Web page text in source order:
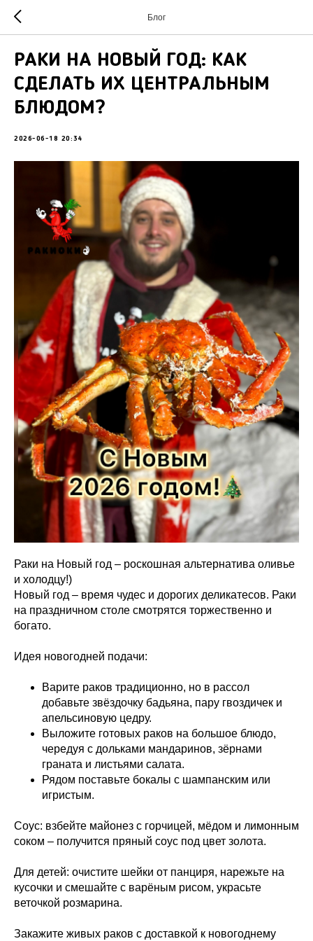
Блог
РАКИ НА НОВЫЙ ГОД: КАК
СДЕЛАТЬ ИХ ЦЕНТРАЛЬНЫМ
БЛЮДОМ?
2026-06-18 20:34
Раки на Новый год – роскошная альтернатива оливье
и холодцу!)
Новый год – время чудес и дорогих деликатесов. Раки
на праздничном столе смотрятся торжественно и
богато.
Идея новогодней подачи:
Варите раков традиционно, но в рассол
добавьте звёздочку бадьяна, пару гвоздичек и
апельсиновую цедру.
Выложите готовых раков на большое блюдо,
чередуя с дольками мандаринов, зёрнами
граната и листьями салата.
Рядом поставьте бокалы с шампанским или
игристым.
Соус: взбейте майонез с горчицей, мёдом и лимонным
соком – получится пряный соус под цвет золота.
Для детей: очистите шейки от панциря, нарежьте на
кусочки и смешайте с варёным рисом, украсьте
веточкой розмарина.
Закажите живых раков с доставкой к новогоднему